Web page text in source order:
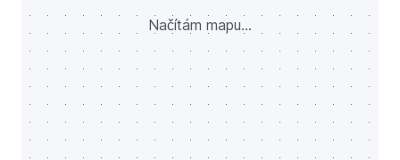
Načítám mapu...